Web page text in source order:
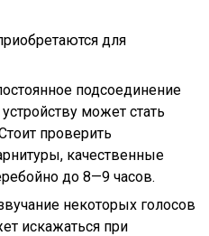
для
подсоединение
может стать
проверить
качественные
до 8—9 часов.
некоторых голосов
искажаться при